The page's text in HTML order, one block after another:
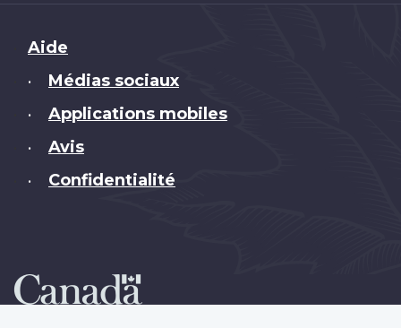
Brand
Aide
• Médias sociaux
• Applications mobiles
• Avis
• Confidentialité